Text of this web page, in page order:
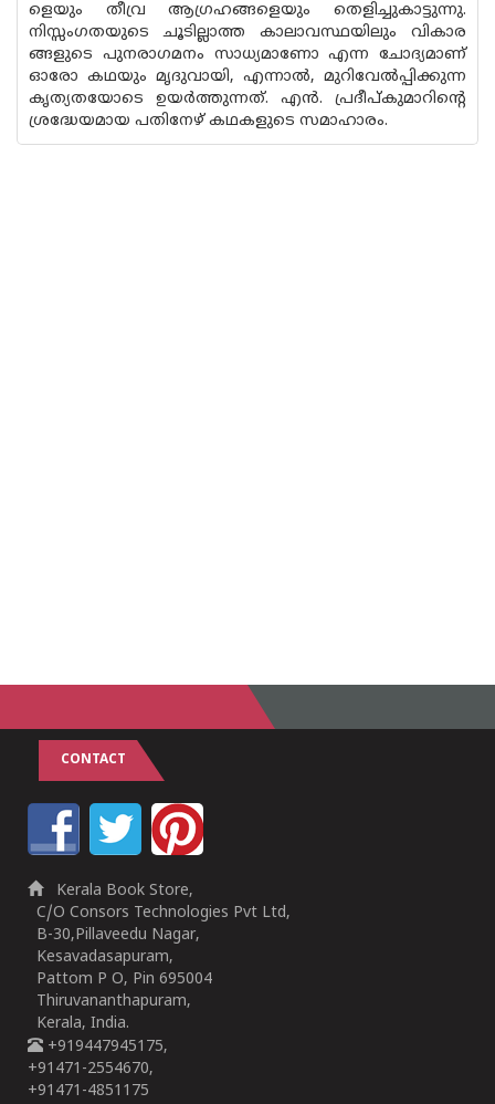
ളെയും തീവ്ര ആഗ്രഹങ്ങളെയും തെളിച്ചുകാട്ടുന്നു.
നിസ്സംഗതയുടെ ചൂടില്ലാത്ത കാലാവസ്ഥയിലും വികാര
ങ്ങളുടെ പുനരാഗമനം സാധ്യമാണോ എന്ന ചോദ്യമാണ്
ഓരോ കഥയും മൃദുവായി, എന്നാൽ, മുറിവേൽപ്പിക്കുന്ന
കൃത്യതയോടെ ഉയർത്തുന്നത്. എൻ. പ്രദീപ്‌കുമാറിന്റെ
ശ്രദ്ധേയമായ പതിനേഴ് കഥകളുടെ സമാഹാരം.
CONTACT
Kerala Book Store,
C/O Consors Technologies Pvt Ltd,
B-30,Pillaveedu Nagar,
Kesavadasapuram,
Pattom P O, Pin 695004
Thiruvananthapuram,
Kerala, India.
+919447945175,
+91471-2554670,
+91471-4851175